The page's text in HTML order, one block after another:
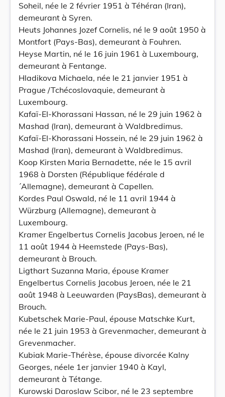
Soheil, née le 2 février 1951 à Téhéran (Iran),
demeurant à Syren.
Heuts Johannes Jozef Cornelis, né le 9 août 1950 à
Montfort (Pays-Bas), demeurant à Fouhren.
Heyse Martin, né le 16 juin 1961 à Luxembourg,
demeurant à Fentange.
Hladikova Michaela, née le 21 janvier 1951 à
Prague /Tchécoslovaquie, demeurant à
Luxembourg.
Kafaï-EI-Khorassani Hassan, né le 29 juin 1962 à
Mashad (Iran), demeurant à Waldbredimus.
Kafaï-EI-Khorassani Hossein, né le 29 juin 1962 à
Mashad (Iran), demeurant à Waldbredimus.
Koop Kirsten Maria Bernadette, née le 15 avril
1968 à Dorsten (République fédérale d
´Allemagne), demeurant à Capellen.
Kordes Paul Oswald, né le 11 avril 1944 à
Würzburg (Allemagne), demeurant à
Luxembourg.
Kramer Engelbertus Cornelis Jacobus Jeroen, né le
11 août 1944 à Heemstede (Pays-Bas),
demeurant à Brouch.
Ligthart Suzanna Maria, épouse Kramer
Engelbertus Cornelis Jacobus Jeroen, née le 21
août 1948 à Leeuwarden (PaysBas), demeurant à
Brouch.
Kubetschek Marie-Paul, épouse Matschke Kurt,
née le 21 juin 1953 à Grevenmacher, demeurant à
Grevenmacher.
Kubiak Marie-Thérèse, épouse divorcée Kalny
Georges, néele 1er janvier 1940 à Kayl,
demeurant à Tétange.
Kurowski Daroslaw Scibor, né le 23 septembre